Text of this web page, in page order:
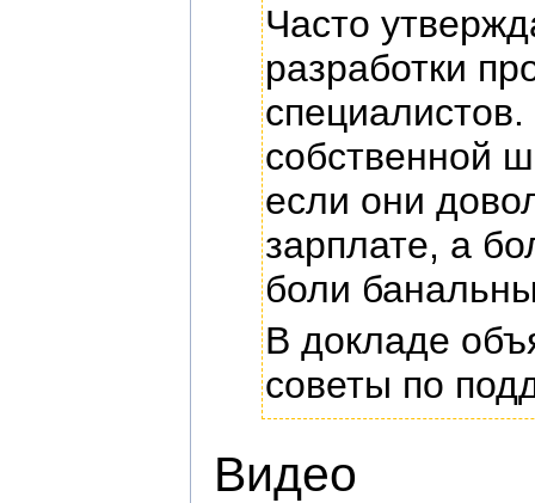
Часто
разработки
собственной
если они
зарплате, а
боли
В докладе
советы по
Видео